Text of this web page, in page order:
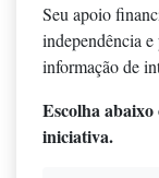
Seu apoio
independência
informação de
Escolha abaixo
iniciativa.